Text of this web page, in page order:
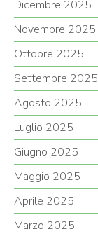
Dicembre 2025
Novembre 2025
Ottobre 2025
Settembre 2025
Agosto 2025
Luglio 2025
Giugno 2025
Maggio 2025
Aprile 2025
Marzo 2025